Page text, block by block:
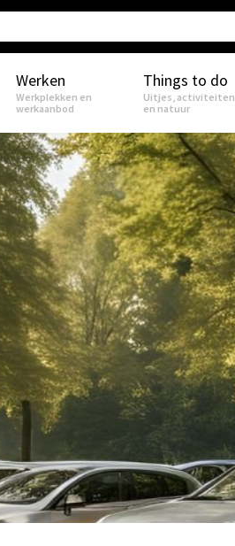
Werken
Werkplekken en
werkaanbod
Things to do
Uitjes, activiteiten
en natuur